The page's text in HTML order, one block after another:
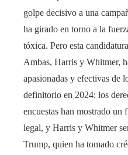
golpe decisivo a una
ha girado en torno a la
tóxica. Pero esta
Ambas, Harris y Whitmer,
apasionadas y efectivas de
definitorio en 2024: los
encuestas han mostrado
legal, y Harris y Whitmer
Trump, quien ha tomado